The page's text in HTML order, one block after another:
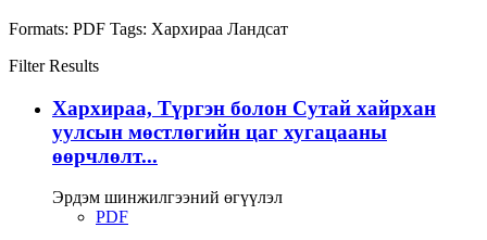
Formats: PDF Tags: Хархираа Ландсат
Filter Results
Хархираа, Түргэн болон Сутай хайрхан
уулсын мөстлөгийн цаг хугацааны
өөрчлөлт...
Эрдэм шинжилгээний өгүүлэл
PDF